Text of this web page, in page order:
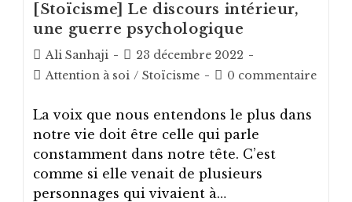
[Stoïcisme] Le discours intérieur,
une guerre psychologique
Auteur/autrice
de
Ali Sanhaji
Post
published:
23 décembre 2022
PostAttention à soi / Stoïcisme
Post0 commentaire
La voix que nous entendons le plus dans
notre vie doit être celle qui parle
constamment dans notre tête. C’est
comme si elle venait de plusieurs
personnages qui vivaient à…